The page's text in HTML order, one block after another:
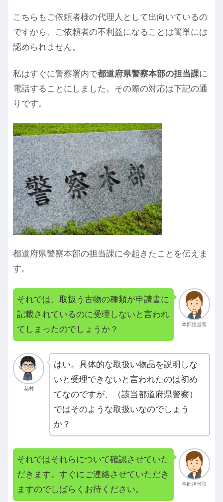
こちらもご依頼者様の代理人として出向いているの
ですから、ご依頼者の不利益になることは簡単には
認められません。
私はすぐに警察署内で都道府県警察本部の担当課に
電話することにしました。その際の対応は下記の通
りです。
都道府県警察本部の担当課に今起きたことを伝えま
す。
本部担当官
それでは、取扱う古物の種類が申請書に
記載されているのに受理しないと言われ
てしまったのでしょうか？
花村
はい。具体的な取扱い物品を説明しな
いと受理できないと言われたのは初め
てなのですが、（該当都道府県警察）
ではそのような取扱いなのでしょう
か？
本部担当官
それではそれらについて確認させていた
だきます。すぐにご連絡させていただき
ますのでしばらくお待ください。